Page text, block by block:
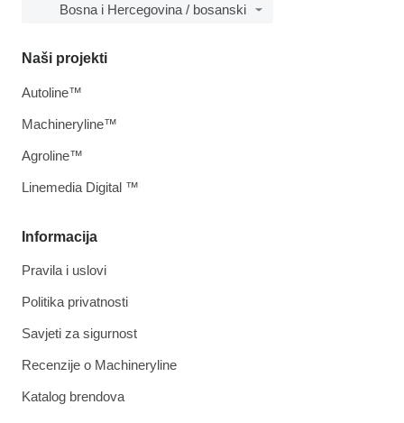
Bosna i Hercegovina / bosanski
Informacija
Pravila i uslovi
Politika privatnosti
Savjeti za sigurnost
Recenzije o Machineryline
Katalog brendova
Naši projekti
Autoline™
Machineryline™
Agroline™
Linemedia Digital ™